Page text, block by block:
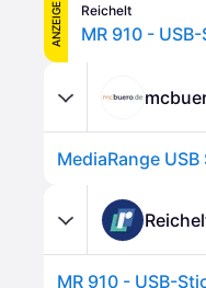
ANZEIGE Reichelt
MR 910 -
MediaRange
MR 910 - USB-